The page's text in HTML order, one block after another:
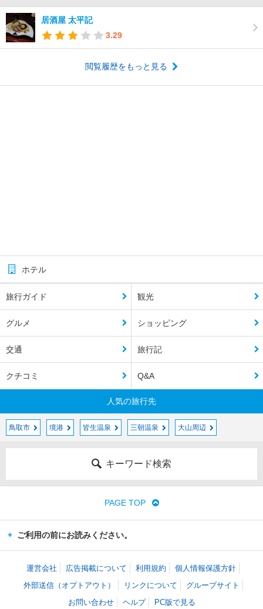
居酒屋 太平記
3.29
閲覧履歴をもっと見る
ホテル
旅行ガイド 観光
グルメ ショッピング
交通 旅行記
クチコミ Q&A
人気の旅行先
鳥取市 境港 皆生温泉 三朝温泉 大山周辺
キーワード検索
PAGE TOP
ご利用の前にお読みください。
運営会社 広告掲載について 利用規約
個人情報保護方針
外部送信（オプトアウト）
リンクについて
グループサイト
お問い合わせ
ヘルプ PC版で見る